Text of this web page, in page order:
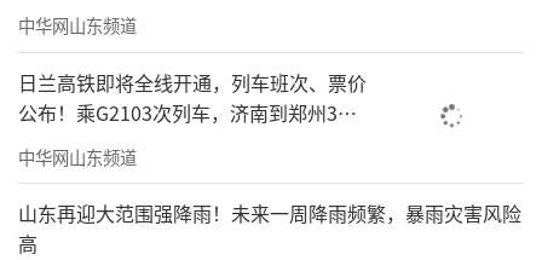
中华网山东频道
日兰高铁即将全线开通，列车班次、票价
公布！乘G2103次列车，济南到郑州3小
时到达
中华网山东频道
山东再迎大范围强降雨！未来一周降雨频繁，暴雨灾害风险
高